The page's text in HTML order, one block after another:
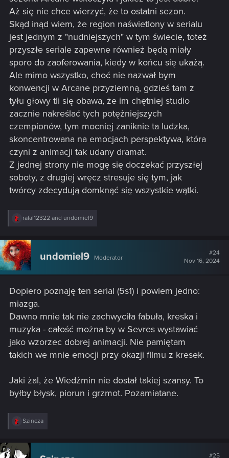
Aż się nie chce wierzyć, że to ostatni sezon.
Skąd inąd wiem, że region naświetlony w serialu
jest jednym z "nudniejszych" w tym świecie, toteż
przyszłe seriale zapewne również będą miały
sporo do zaoferowania, kiedy w końcu się ukażą.
Ale mimo wszystko, choć nie nazwał bym
konwencji w Arcane przyziemną, gdzieś tam z
tyłu głowy tli się obawa, że im chętniej studio
zacznie nakreślać tych potężniejszych
czempionów, tym mocniej zaniknie ta ludzka,
skoncentrowana na emocjach perspektywa, która
czyni z animacji tak udany dramat.
Z jednej strony nie mogę się doczekać przyszłej
soboty, z drugiej wręcz stresuje się tym, jak
twórcy zdecydują domknąć się wszystkie wątki.
R
c
t
i
o
n
:
rafal12322 and undomiel9
undomiel9 Moderator
#24
Nov 16, 2024
Dopiero poznaję ten serial (5s1) i powiem jedno:
miazga.
Dawno mnie tak nie zachwyciła fabuła, kreska i
muzyka - całość można by w Sevres wystawiać
jako wzorzec dobrej animacji. Nie pamiętam
takich we mnie emocji przy okazji filmu z kresek.
Jaki żal, że Wiedźmin nie dostał takiej szansy. To
byłby błysk, piorun i grzmot. Pozamiatane.
R
c
t
Szincza
#25